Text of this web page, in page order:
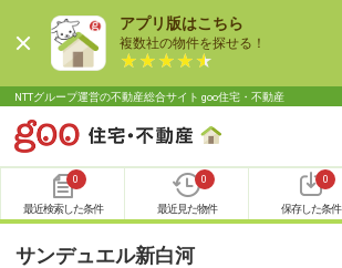
アプリ版はこちら
複数社の物件を探せる！
NTTグループ運営の不動産総合サイト goo住宅・不動産
0
最近検索した条件
0
最近見た物件
0
保存した条件
サンデュエル新白河